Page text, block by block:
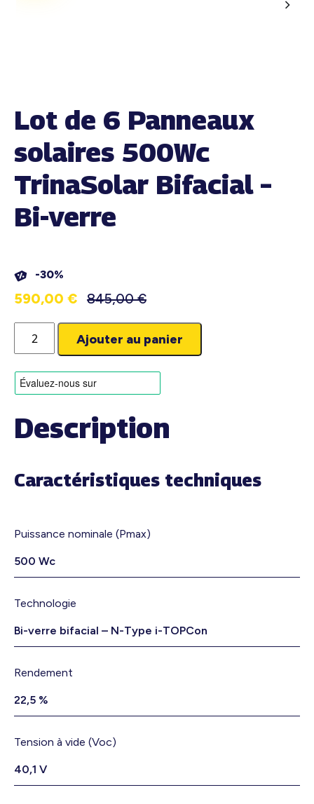
Lot de 6 Panneaux
solaires 500Wc
TrinaSolar Bifacial –
Bi-verre
-30%
590,00 € 845,00€
quantité
de
6
solaires
Bifacial
verre
Ajouter au panier
Description
Caractéristiques techniques
Puissance nominale (Pmax)
500 Wc
Technologie
Bi-verre bifacial – N-Type i-TOPCon
Rendement
22,5 %
Tension à vide (Voc)
40,1 V